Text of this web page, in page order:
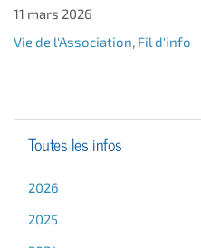
11 mars 2026
Vie de l'Association, Fil d'info
Toutes les infos
2026
2025